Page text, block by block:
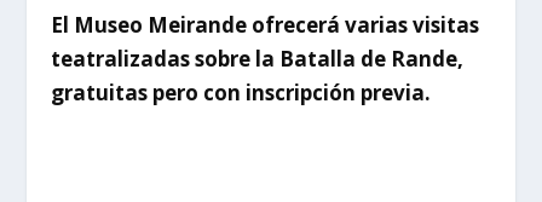
El Museo Meirande ofrecerá varias visitas
teatralizadas sobre la Batalla de Rande,
gratuitas pero con inscripción previa.